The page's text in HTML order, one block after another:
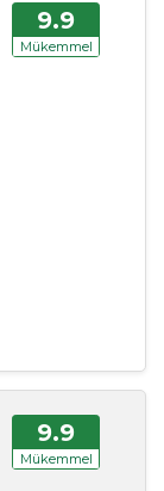
9.9
Mükemmel
9.9
Mükemmel